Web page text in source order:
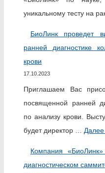
уникальному тесту на
БиоЛинк проведет
ранней диагностике
крови
17.10.2023
Приглашаем Вас
посвященной ранней
по анализу крови.
будет директор … Далее
Компания
диагностическом